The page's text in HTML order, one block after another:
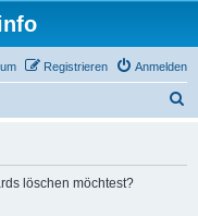
Anmelden
Registrieren
löschen möchtest?